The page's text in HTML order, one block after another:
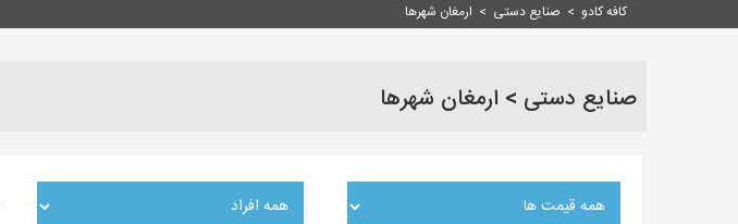
کافه کادو > صنایع دستی > ارمغان شهرها
صنایع دستی > ارمغان شهرها